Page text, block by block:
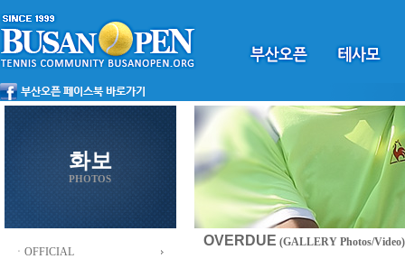
화보
PHOTOS
ㆍOFFICIAL
OVERDUE (GALLERY Photos/Video)